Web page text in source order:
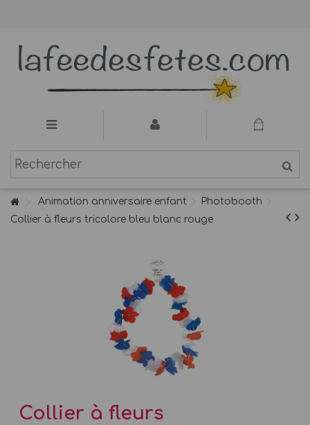
Animation anniversaire enfant
Photobooth
Collier à fleurs tricolore bleu blanc rouge
Collier à fleurs